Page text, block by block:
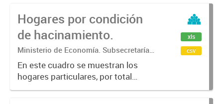
hacinamiento. Las categorías son:
Menos de 2 personas por cuarto,...
Hogares por condición
de hacinamiento.
Ministerio de Economía. Subsecretaría
de Coordinación Económica y
Estadística. Dirección Provincial de
Estadística.
En este cuadro se muestran los
hogares particulares, por total
Provincia para los años censales
xls
csv